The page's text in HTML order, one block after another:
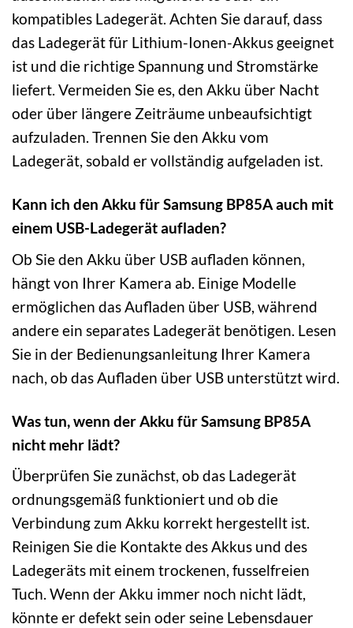
kompatibles Ladegerät. Achten Sie darauf, dass
das Ladegerät für Lithium-Ionen-Akkus geeignet
ist und die richtige Spannung und Stromstärke
liefert. Vermeiden Sie es, den Akku über Nacht
oder über längere Zeiträume unbeaufsichtigt
aufzuladen. Trennen Sie den Akku vom
Ladegerät, sobald er vollständig aufgeladen ist.
Kann ich den Akku für Samsung BP85A auch mit
einem USB-Ladegerät aufladen?
Ob Sie den Akku über USB aufladen können,
hängt von Ihrer Kamera ab. Einige Modelle
ermöglichen das Aufladen über USB, während
andere ein separates Ladegerät benötigen. Lesen
Sie in der Bedienungsanleitung Ihrer Kamera
nach, ob das Aufladen über USB unterstützt wird.
Was tun, wenn der Akku für Samsung BP85A
nicht mehr lädt?
Überprüfen Sie zunächst, ob das Ladegerät
ordnungsgemäß funktioniert und ob die
Verbindung zum Akku korrekt hergestellt ist.
Reinigen Sie die Kontakte des Akkus und des
Ladegeräts mit einem trockenen, fusselfreien
Tuch. Wenn der Akku immer noch nicht lädt,
könnte er defekt sein oder seine Lebensdauer